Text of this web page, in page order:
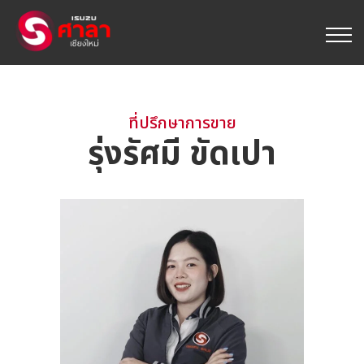
ที่ปรึกษาการขาย
รุ่งรัศมี ขัดเปา